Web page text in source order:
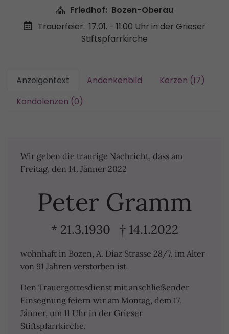
Friedhof: Bozen-Oberau
Trauerfeier: 17.01. - 11:00 Uhr in der Grieser
Stiftspfarrkirche
Anzeigentext Andenkenbild
Kerzen (17)
Kondolenzen (0)
Wir geben die traurige Nachricht, dass am
Freitag, den 14. Jänner 2022
Peter Gramm
* 21.3.1930 † 14.1.2022
wohnhaft in Bozen, A. Diaz Strasse 28/7, im Alter
von 91 Jahren verstorben ist.
Den Trauergottesdienst mit anschließender
Einsegnung feiern wir am Montag, dem 17.
Jänner, um 11 Uhr in der Grieser
Stiftspfarrkirche.